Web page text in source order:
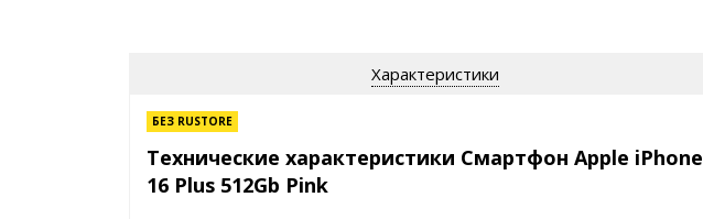
Характеристики
БЕЗ RUSTORE
Технические характеристики Смартфон Apple iPhone
16 Plus 512Gb Pink